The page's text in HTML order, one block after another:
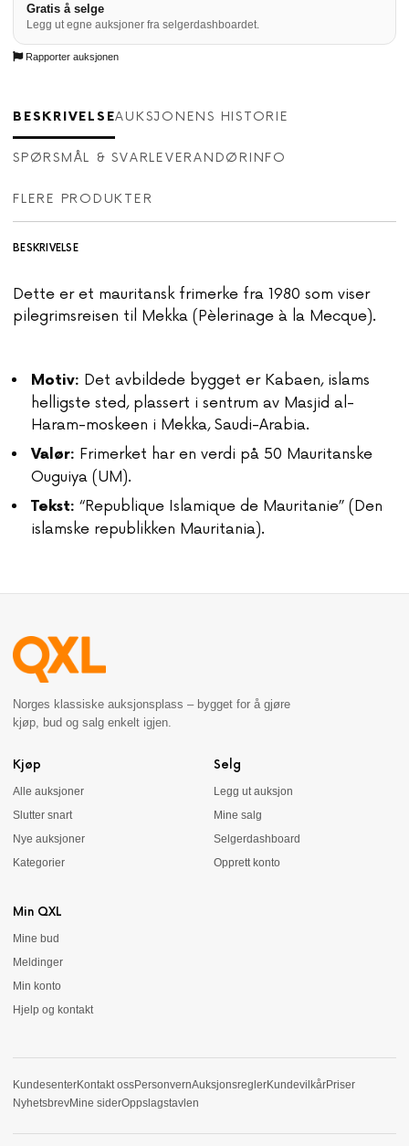
Gratis å selge
Legg ut egne auksjoner fra selgerdashboardet.
Rapporter auksjonen
BESKRIVELSEAUKSJONENS HISTORIE
SPØRSMÅL & SVARLEVERANDØRINFO
FLERE PRODUKTER
BESKRIVELSE
Dette er et mauritansk frimerke fra 1980 som viser
pilegrimsreisen til Mekka (Pèlerinage à la Mecque).
Motiv: Det avbildede bygget er Kabaen, islams
helligste sted, plassert i sentrum av Masjid al-
Haram-moskeen i Mekka, Saudi-Arabia.
Valør: Frimerket har en verdi på 50 Mauritanske
Ouguiya (UM).
Tekst: “Republique Islamique de Mauritanie” (Den
islamske republikken Mauritania).
Norges klassiske auksjonsplass – bygget for å gjøre
kjøp, bud og salg enkelt igjen.
Kjøp
Alle auksjoner
Slutter snart
Nye auksjoner
Kategorier
Selg
Legg ut auksjon
Mine salg
Selgerdashboard
Opprett konto
Min QXL
Mine bud
Meldinger
Min konto
Hjelp og kontakt
KundesenterKontakt ossPersonvernAuksjonsreglerKundevilkårPriser
NyhetsbrevMine siderOppslagstavlen